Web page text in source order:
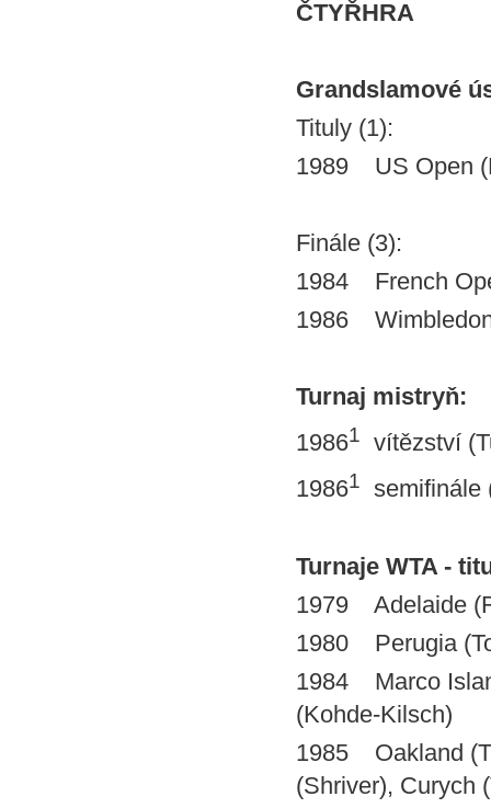
ČTYŘHRA
Grandslamové
Tituly (1):
1989 US Open
Finále (3):
1984 French
1986 Wimbledon
Turnaj mistryň:
19861
vítězství
19861 semifinále
Turnaje WTA -
1979 Adelaide
1980 Perugia
1984 Marco
(Kohde-Kilsch)
1985 Oakland
(Shriver), Curych